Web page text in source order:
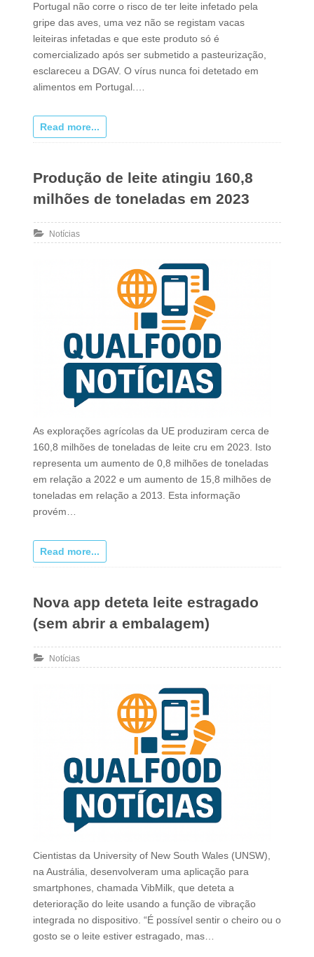
Portugal não corre o risco de ter leite infetado pela
gripe das aves, uma vez não se registam vacas
leiteiras infetadas e que este produto só é
comercializado após ser submetido a pasteurização,
esclareceu a DGAV. O vírus nunca foi detetado em
alimentos em Portugal.…
Read more...
Produção de leite atingiu 160,8
milhões de toneladas em 2023
Notícias
As explorações agrícolas da UE produziram cerca de
160,8 milhões de toneladas de leite cru em 2023. Isto
representa um aumento de 0,8 milhões de toneladas
em relação a 2022 e um aumento de 15,8 milhões de
toneladas em relação a 2013. Esta informação
provém…
Read more...
Nova app deteta leite estragado
(sem abrir a embalagem)
Notícias
Cientistas da University of New South Wales (UNSW),
na Austrália, desenvolveram uma aplicação para
smartphones, chamada VibMilk, que deteta a
deterioração do leite usando a função de vibração
integrada no dispositivo. “É possível sentir o cheiro ou o
gosto se o leite estiver estragado, mas…